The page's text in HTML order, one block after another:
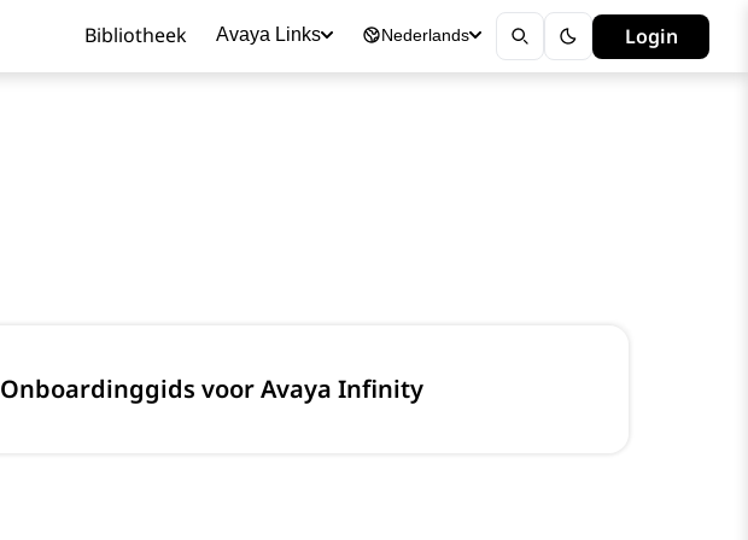
Bibliotheek Avaya Links Nederlands Login
Onboardinggids voor Avaya Infinity